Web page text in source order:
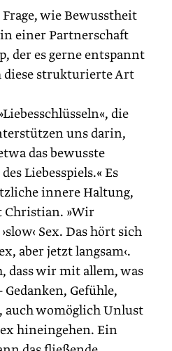
wie Bewusstheit
einer Partnerschaft
der es gerne entspannt
diese strukturierte Art
die
uns darin,
das bewusste
Liebesspiels.« Es
innere Haltung,
Christian. »Wir
Sex. Das hört sich
aber jetzt langsam‹.
dass wir mit allem, was
Gefühle,
auch womöglich Unlust
hineingehen. Ein